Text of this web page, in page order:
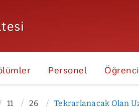
Personel Öğrenci
11 26 Tekrarlanacak Olan